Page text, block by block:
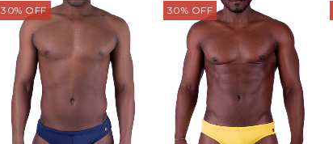
30% OFF 30% OFF